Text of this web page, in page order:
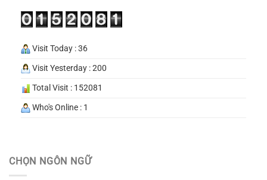
Visit Today : 36
Visit Yesterday : 200
Total Visit : 152081
Who's Online : 1
CHỌN NGÔN NGỮ